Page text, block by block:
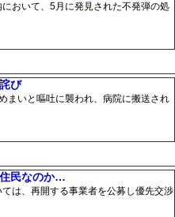
おいて、5月に発見された不発弾の処
び
まいと嘔吐に襲われ、病院に搬送され
民なのか…
は、再開する事業者を公募し優先交渉